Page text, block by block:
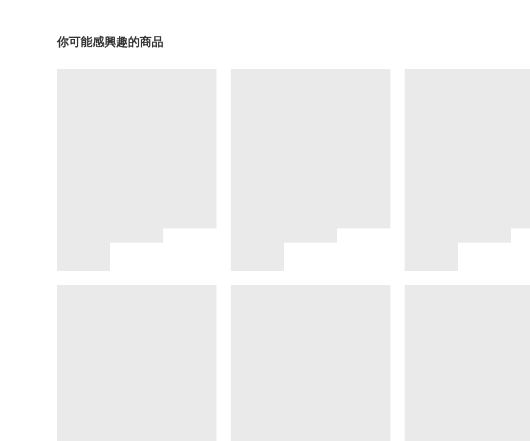
你可能感興趣的商品